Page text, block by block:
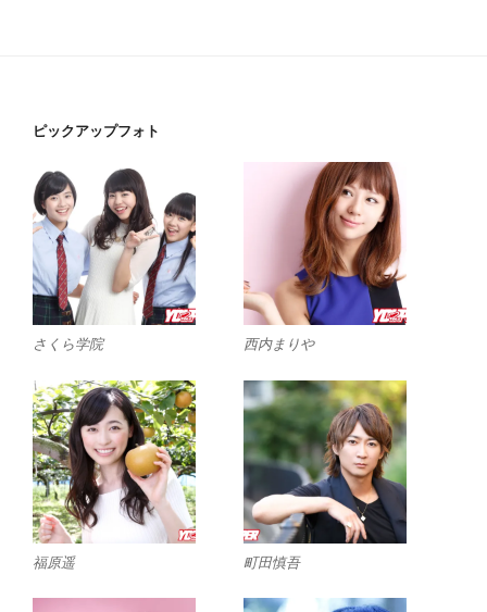
ピックアップフォト
さくら学院 西内まりや
福原遥 町田慎吾